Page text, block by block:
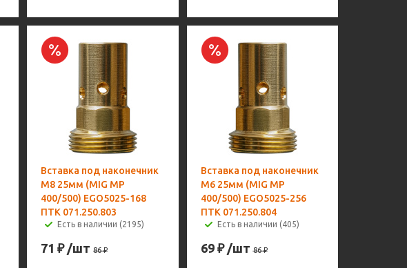
Вставка под наконечник
M8 25мм (MIG MP
400/500) EGO5025-168
ПТК 071.250.803
Есть в наличии (2195)
71 ₽ /шт 86₽
Вставка под наконечник
M6 25мм (MIG MP
400/500) EGO5025-256
ПТК 071.250.804
Есть в наличии (405)
69₽ /шт 86₽